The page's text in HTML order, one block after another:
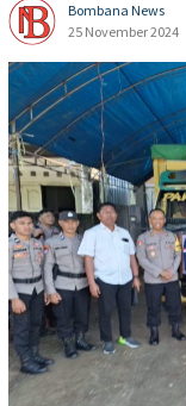
Bombana News
25 November 2024